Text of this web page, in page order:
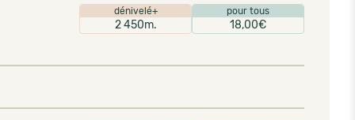
dénivelé+
2 450m.
pour tous
18,00€